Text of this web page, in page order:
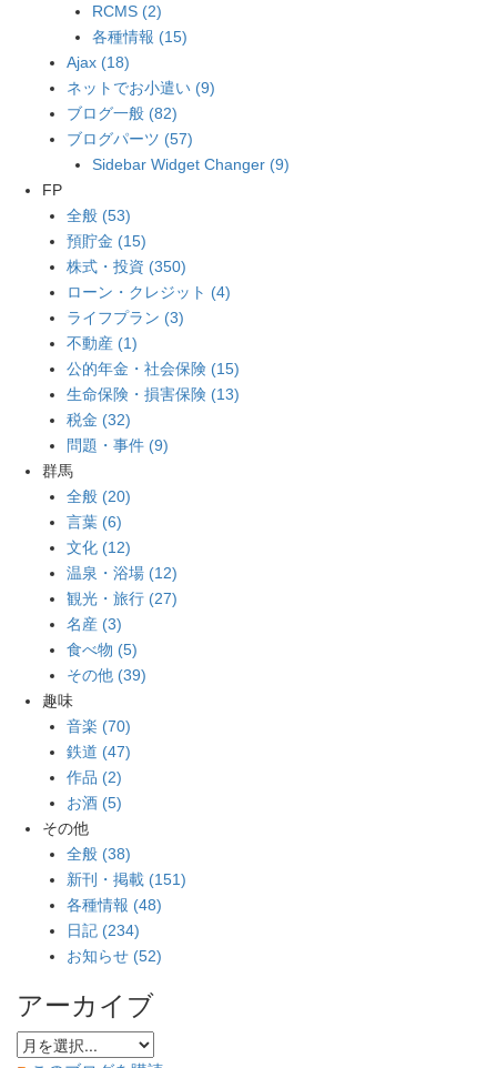
RCMS (2)
各種情報 (15)
Ajax (18)
ネットでお小遣い (9)
ブログ一般 (82)
ブログパーツ (57)
Sidebar Widget Changer (9)
FP
全般 (53)
預貯金 (15)
株式・投資 (350)
ローン・クレジット (4)
ライフプラン (3)
不動産 (1)
公的年金・社会保険 (15)
生命保険・損害保険 (13)
税金 (32)
問題・事件 (9)
群馬
全般 (20)
言葉 (6)
文化 (12)
温泉・浴場 (12)
観光・旅行 (27)
名産 (3)
食べ物 (5)
その他 (39)
趣味
音楽 (70)
鉄道 (47)
作品 (2)
お酒 (5)
その他
全般 (38)
新刊・掲載 (151)
各種情報 (48)
日記 (234)
お知らせ (52)
アーカイブ